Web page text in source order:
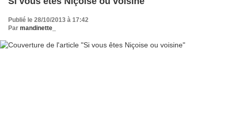
Publié le 28/10/2013 à 17:42
Par mandinette_